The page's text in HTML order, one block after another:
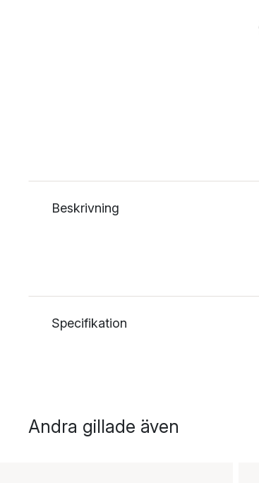
Beskrivning
Specifikation
Andra gillade även